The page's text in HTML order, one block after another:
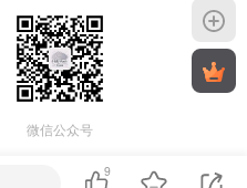
微信公众号
9